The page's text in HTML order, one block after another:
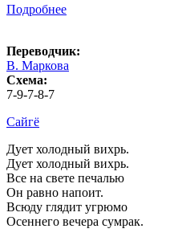
Подробнее
Переводчик:
В. Маркова
Схема:
7-9-7-8-7
Сайгё
Дует холодный вихрь.
Дует холодный вихрь.
Все на свете печалью
Он равно напоит.
Всюду глядит угрюмо
Осеннего вечера сумрак.